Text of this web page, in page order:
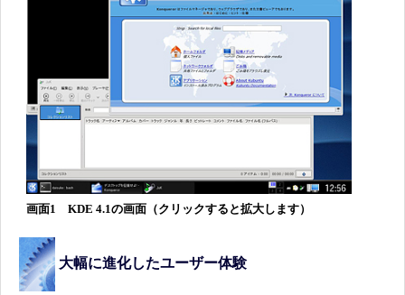
画面1 KDE 4.1の画面（クリックすると拡大します）
大幅に進化したユーザー体験